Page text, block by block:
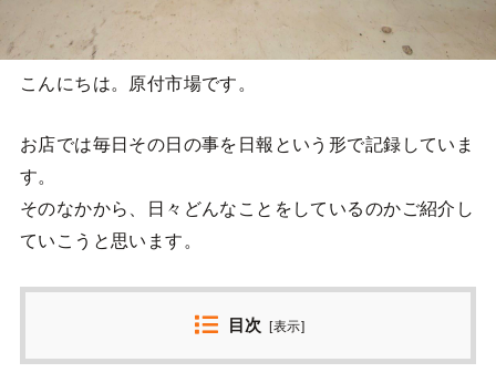
こんにちは。原付市場です。
お店では毎日その日の事を日報という形で記録していま
す。
そのなかから、日々どんなことをしているのかご紹介し
ていこうと思います。
目次 [表示]